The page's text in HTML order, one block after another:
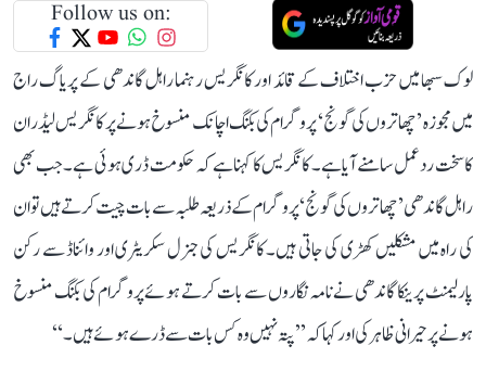
Follow us on:
لوک سبھا میں حزب اختلاف کے قائد اور کانگریس رہنما راہل گاندھی کے پریاگ راج
میں مجوزہ ’چھاتروں کی گونج‘ پروگرام کی بکنگ اچانک منسوخ ہونے پر کانگریس لیڈران
کا سخت ردعمل سامنے آیا ہے۔ کانگریس کا کہنا ہے کہ حکومت ڈری ہوئی ہے۔ جب بھی
راہل گاندھی ’چھاتروں کی گونج‘ پروگرام کے ذریعہ طلبہ سے بات چیت کرتے ہیں تو ان
کی راہ میں مشکلیں کھڑی کی جاتی ہیں۔ کانگریس کی جنرل سکریٹری اور وائناڈ سے رکن
پارلیمنٹ پرینکا گاندھی نے نامہ نگاروں سے بات کرتے ہوئے پروگرام کی بکنگ منسوخ
ہونے پر حیرانی ظاہر کی اور کہا کہ ’’پتہ نہیں وہ کس بات سے ڈرے ہوئے ہیں۔‘‘